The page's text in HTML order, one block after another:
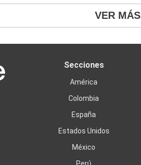
VER MÁS
Secciones
América
Colombia
España
Estados Unidos
México